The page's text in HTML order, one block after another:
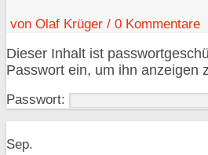
von Olaf Krüger / 0 Kommentare
Dieser Inhalt ist
Passwort ein, um ihn anzeigen
Passwort:
Sep.